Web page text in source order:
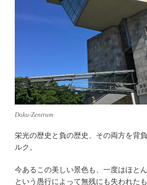
Doku-Zentrum
栄光の歴史と負の歴史、その両方を背
ルク。
今あるこの美しい景色も、一度はほと
という愚行によって無残にも失われたも